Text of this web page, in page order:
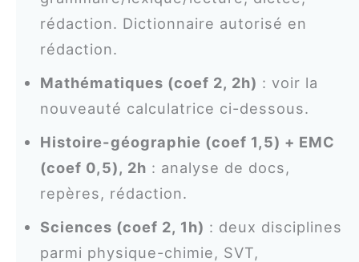
rédaction. Dictionnaire autorisé en
rédaction.
Mathématiques (coef 2, 2h) : voir la
nouveauté calculatrice ci-dessous.
Histoire-géographie (coef 1,5) + EMC
(coef 0,5), 2h : analyse de docs,
repères, rédaction.
Sciences (coef 2, 1h) : deux disciplines
parmi physique-chimie, SVT,